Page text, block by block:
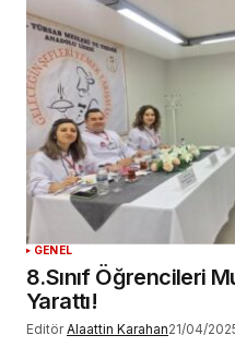
GENEL
8.Sınıf Öğrencileri
Yarattı!
Editör Alaattin Karahan21/04/